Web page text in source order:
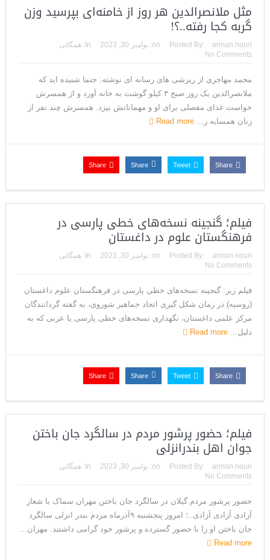
مثل ملانصرالدین هر روز از خامنه‌ای بپرسید وزن
گربه کجا رفته..؟!
Posted By: arman nouri
on: نوامبر 30, 2023 In: همگانی
No Comments
محمد مهاجری از ریزشی های رسانه ای نوشته: حتما شنیده اید که
ملانصرالدین یک روز صبح ۳ کیلو گوشت به خانه آورد و از همسرش
خواست غذای مفصلی برای او و مهمانانش بپزد. همسرش چند نفر از
زنان همسایه ر... Read more
Share
Tweet
Share
Share
فیلم؛ گنجینه نسخه‌های خطی پارسی در
فرهنگستان علوم در داغستان
Posted By: arman nouri
on: نوامبر 30, 2023 In: همگانی
No Comments
فیلم زیر: گنجینه نسخه‌های خطی پارسی در فرهنگستان علوم داغستان
(روسیه) در زمان شکل گیری اتحاد جماهیر شوروی، به گفته گردانندگان
مرکز علمی داغستان، نگهداری نسخه‌های خطی پارسی یا عربی که به
دلیل... Read more
Share
Tweet
Share
Share
فیلم؛ حضور پرشور مردم در سالگرد جان باختن
جوان اهل بندرانزلی
Posted By: arman nouri
on: نوامبر 30, 2023 In: همگانی
No Comments
حضور پرشور مردم گیلان در سالگرد جان باختن مهران سماک با شعار
آزادی آزادی آزادی..؛ امروز پنجشنبه ۹آذرماه مردم بندر انزلی سالگرد
جان باختن او را با حضور گسترده و پرشور خود گرامی داشتند. مهران...
Read more